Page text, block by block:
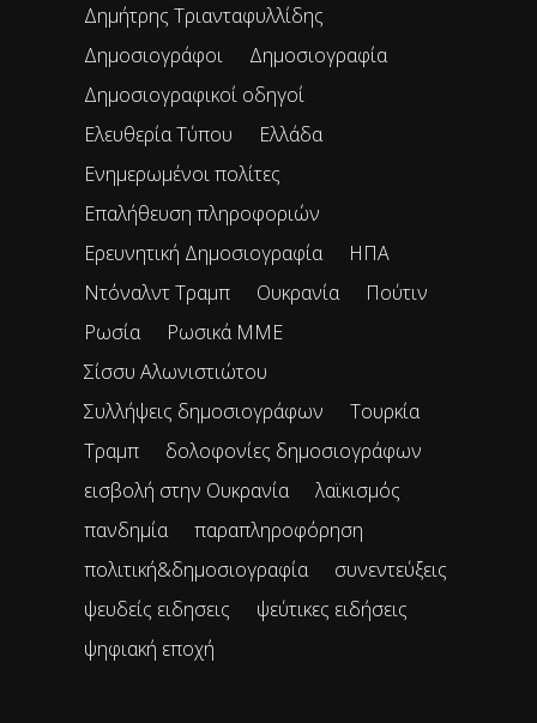
Δημήτρης Τριανταφυλλίδης
Δημοσιογράφοι
Δημοσιογραφία
Δημοσιογραφικοί οδηγοί
Ελευθερία Τύπου
Ελλάδα
Ενημερωμένοι πολίτες
Επαλήθευση πληροφοριών
Ερευνητική Δημοσιογραφία
ΗΠΑ
Ντόναλντ Τραμπ
Ουκρανία
Πούτιν
Ρωσία
Ρωσικά ΜΜΕ
Σίσσυ Αλωνιστιώτου
Συλλήψεις δημοσιογράφων
Τουρκία
Τραμπ
δολοφονίες δημοσιογράφων
εισβολή στην Ουκρανία
λαϊκισμός
πανδημία
παραπληροφόρηση
πολιτική&δημοσιογραφία
συνεντεύξεις
ψευδείς ειδησεις
ψεύτικες ειδήσεις
ψηφιακή εποχή